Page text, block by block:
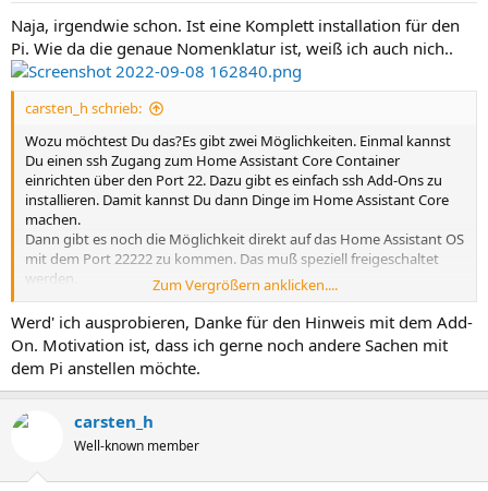
Naja, irgendwie schon. Ist eine Komplett installation für den
Pi. Wie da die genaue Nomenklatur ist, weiß ich auch nich..
carsten_h schrieb:
Wozu möchtest Du das?Es gibt zwei Möglichkeiten. Einmal kannst
Du einen ssh Zugang zum Home Assistant Core Container
einrichten über den Port 22. Dazu gibt es einfach ssh Add-Ons zu
installieren. Damit kannst Du dann Dinge im Home Assistant Core
machen.
Dann gibt es noch die Möglichkeit direkt auf das Home Assistant OS
mit dem Port 22222 zu kommen. Das muß speziell freigeschaltet
werden.
Aber noch einmal die Frage: Was möchtest Du damit?
Normalerweise muß man dort nichts machen.
Zum Vergrößern anklicken....
Werd' ich ausprobieren, Danke für den Hinweis mit dem Add-
On. Motivation ist, dass ich gerne noch andere Sachen mit
dem Pi anstellen möchte.
carsten_h
Well-known member